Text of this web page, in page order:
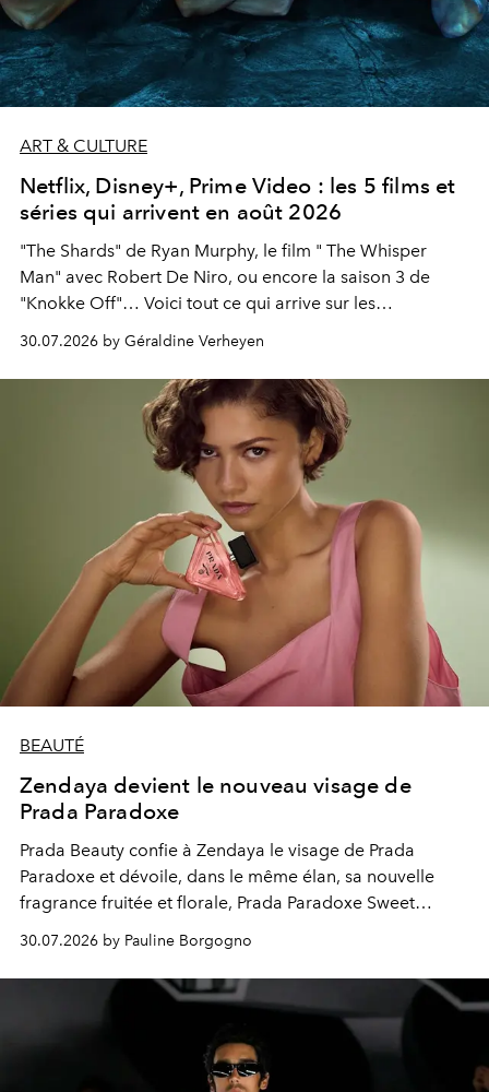
ART & CULTURE
Netflix, Disney+, Prime Video : les 5 films et
séries qui arrivent en août 2026
"The Shards" de Ryan Murphy, le film " The Whisper
Man" avec Robert De Niro, ou encore la saison 3 de
"Knokke Off"… Voici tout ce qui arrive sur les
30.07.2026 by Géraldine Verheyen
BEAUTÉ
Zendaya devient le nouveau visage de
Prada Paradoxe
Prada Beauty confie à Zendaya le visage de Prada
Paradoxe et dévoile, dans le même élan, sa nouvelle
fragrance fruitée et florale, Prada Paradoxe Sweet
30.07.2026 by Pauline Borgogno